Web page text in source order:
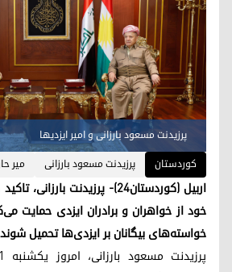
پرزیدنت مسعود بارزانی و امیر ایزدیها
کوردستان
پرزیدنت مسعود بارزانی میر
اربیل (کوردستان٢٤)- پرزیدنت
خود از خواهران و برادران ایزدی حمایت
خواسته‌های بیگانان بر ایزدی‌ها تحمیل